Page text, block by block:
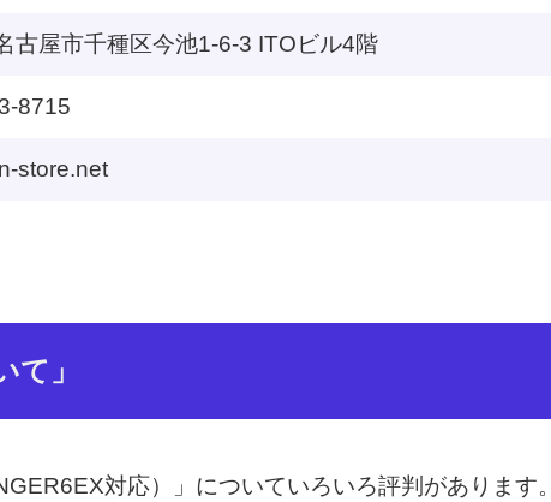
古屋市千種区今池1-6-3 ITOビル4階
8715
store.net
て」
対応）」についていろいろ評判があります。